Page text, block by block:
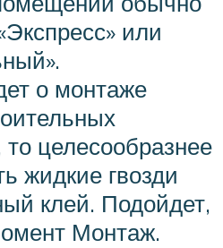
или
о монтаже
то целесообразнее
жидкие гвозди
клей. Подойдет,
Монтаж.